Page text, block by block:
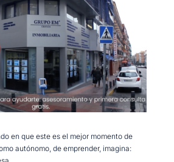
en que este es el mejor momento de
autónomo, de emprender, imagina: